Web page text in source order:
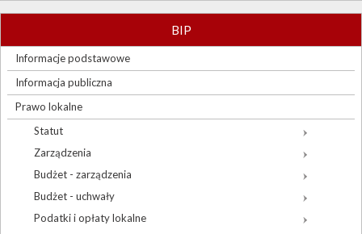
BIP
Informacje podstawowe
Informacja publiczna
Prawo lokalne
Statut
Zarządzenia
Budżet - zarządzenia
Budżet - uchwały
Podatki i opłaty lokalne